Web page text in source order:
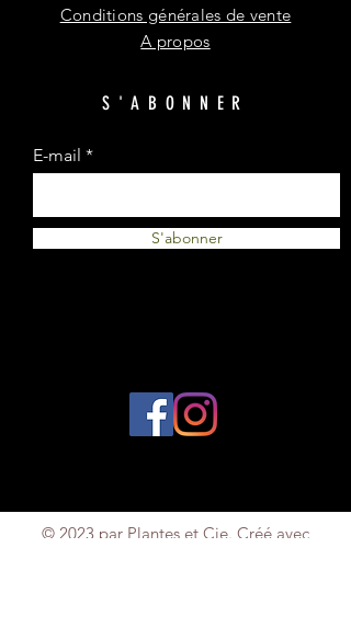
Conditions générales de vente
A propos
S'ABONNER
E-mail
S'abonner
© 2023 par Plantes et Cie. Créé avec